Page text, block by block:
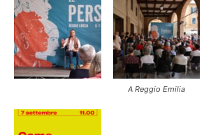
A Reggio Emilia